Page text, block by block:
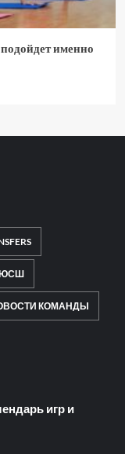
именно
КОМАНДЫ
игр и